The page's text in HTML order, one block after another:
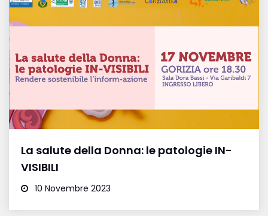
La salute della Donna: le patologie IN-
VISIBILI
10 Novembre 2023